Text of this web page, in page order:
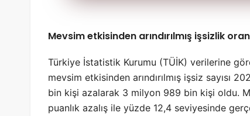
Mevsim etkisinden arındırılmış işsizlik
Türkiye İstatistik Kurumu (TÜİK) verilerine
mevsim etkisinden arındırılmış işsiz sayısı
bin kişi azalarak 3 milyon 989 bin kişi oldu.
puanlık azalış ile yüzde 12,4 seviyesinde